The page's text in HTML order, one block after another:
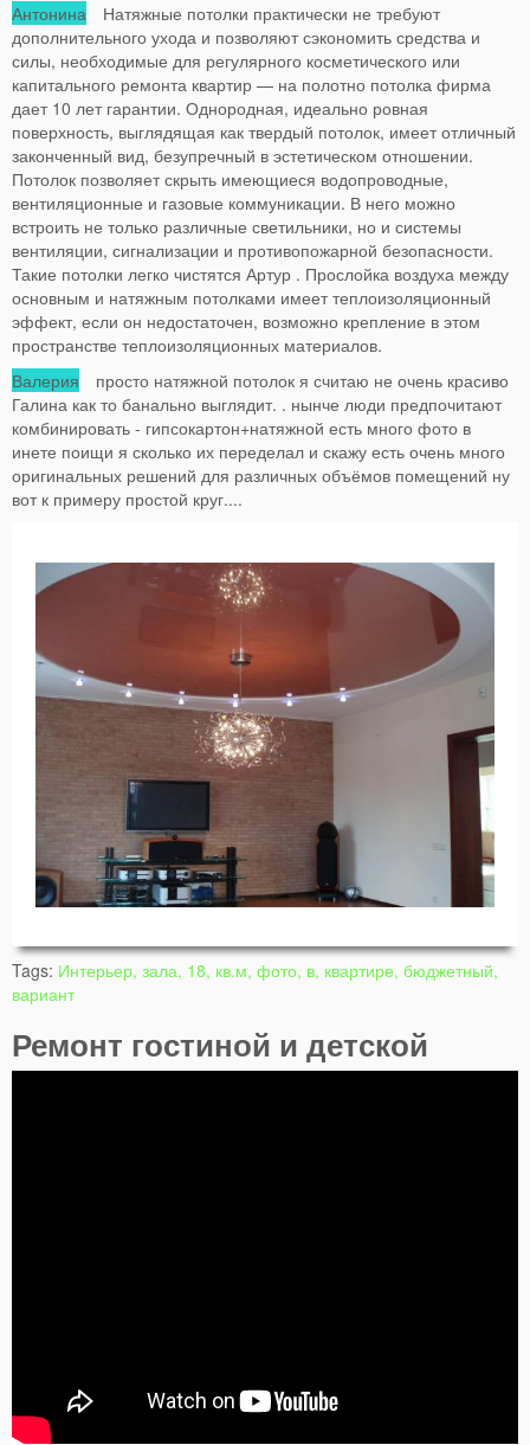
Антонина Натяжные потолки практически не требуют
дополнительного ухода и позволяют сэкономить средства и
силы, необходимые для регулярного косметического или
капитального ремонта квартир — на полотно потолка фирма
дает 10 лет гарантии. Однородная, идеально ровная
поверхность, выглядящая как твердый потолок, имеет отличный
законченный вид, безупречный в эстетическом отношении.
Потолок позволяет скрыть имеющиеся водопроводные,
вентиляционные и газовые коммуникации. В него можно
встроить не только различные светильники, но и системы
вентиляции, сигнализации и противопожарной безопасности.
Такие потолки легко чистятся Артур . Прослойка воздуха между
основным и натяжным потолками имеет теплоизоляционный
эффект, если он недостаточен, возможно крепление в этом
пространстве теплоизоляционных материалов.
Валерия просто натяжной потолок я считаю не очень красиво
Галина как то банально выглядит. . нынче люди предпочитают
комбинировать - гипсокартон+натяжной есть много фото в
инете поищи я сколько их переделал и скажу есть очень много
оригинальных решений для различных объёмов помещений ну
вот к примеру простой круг....
Tags: Интерьер, зала, 18, кв.м, фото, в, квартире, бюджетный,
вариант
Ремонт гостиной и детской